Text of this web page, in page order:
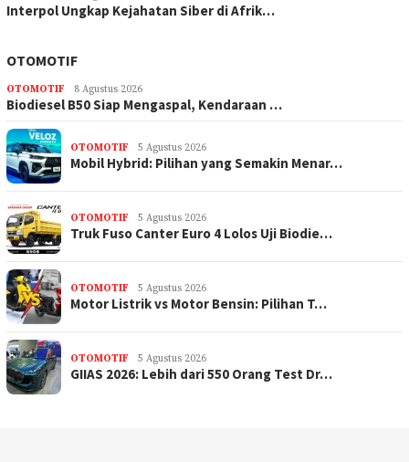
Interpol Ungkap Kejahatan Siber di Afrik…
OTOMOTIF
OTOMOTIF 8 Agustus 2026
Biodiesel B50 Siap Mengaspal, Kendaraan …
OTOMOTIF 5 Agustus 2026
Mobil Hybrid: Pilihan yang Semakin Menar…
OTOMOTIF 5 Agustus 2026
Truk Fuso Canter Euro 4 Lolos Uji Biodie…
OTOMOTIF 5 Agustus 2026
Motor Listrik vs Motor Bensin: Pilihan T…
OTOMOTIF 5 Agustus 2026
GIIAS 2026: Lebih dari 550 Orang Test Dr…